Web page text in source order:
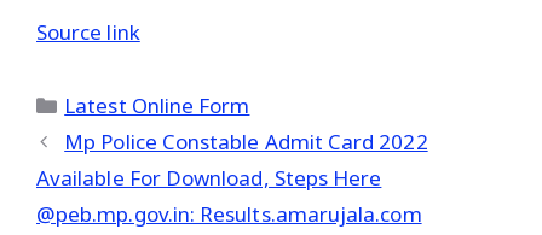
Source link
Categories
Latest Online Form
Mp Police Constable Admit Card 2022
Available For Download, Steps Here
@peb.mp.gov.in: Results.amarujala.com